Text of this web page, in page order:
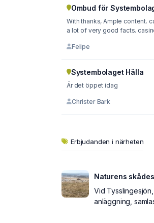
Ombud för
With thanks, Ample content.
a lot of very good facts.
Felipe
Systembolaget Hälla
Är det öppet idag
Christer Bark
Erbjudanden i närheten
Naturens
Vid
anläggning,